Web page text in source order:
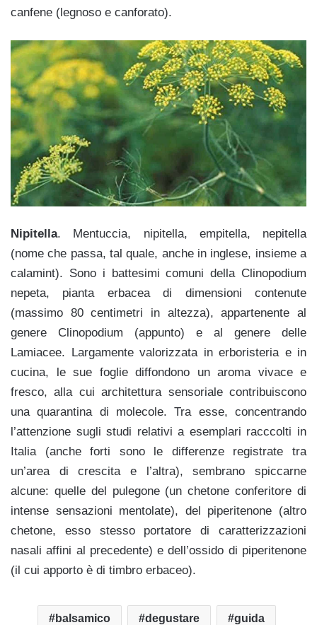
canfene (legnoso e canforato).
Nipitella. Mentuccia, nipitella, empitella, nepitella
(nome che passa, tal quale, anche in inglese, insieme a
calamint). Sono i battesimi comuni della Clinopodium
nepeta, pianta erbacea di dimensioni contenute
(massimo 80 centimetri in altezza), appartenente al
genere Clinopodium (appunto) e al genere delle
Lamiacee. Largamente valorizzata in erboristeria e in
cucina, le sue foglie diffondono un aroma vivace e
fresco, alla cui architettura sensoriale contribuiscono
una quarantina di molecole. Tra esse, concentrando
l’attenzione sugli studi relativi a esemplari racccolti in
Italia (anche forti sono le differenze registrate tra
un’area di crescita e l’altra), sembrano spiccarne
alcune: quelle del pulegone (un chetone conferitore di
intense sensazioni mentolate), del piperitenone (altro
chetone, esso stesso portatore di caratterizzazioni
nasali affini al precedente) e dell’ossido di piperitenone
(il cui apporto è di timbro erbaceo).
balsamico degustare guida